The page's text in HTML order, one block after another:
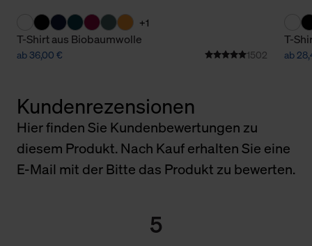
+1
T-Shirt aus Biobaumwolle
ab 36,00 € 1502
T-
ab
Kundenrezensionen
Hier finden Sie Kundenbewertungen zu
diesem Produkt. Nach Kauf erhalten Sie eine
E-Mail mit der Bitte das Produkt zu bewerten.
5